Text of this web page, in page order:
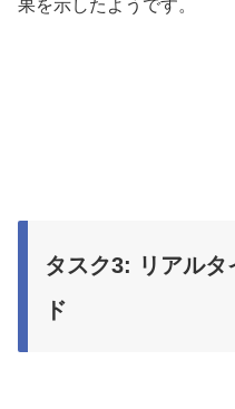
果を示したようです。
タスク3: リアル
ド